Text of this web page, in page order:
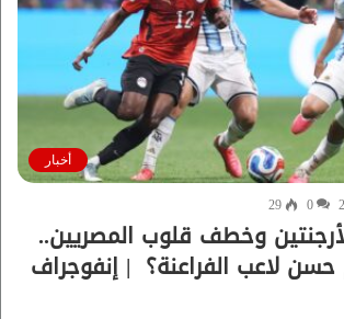
أخبار
0
29
وخطف قلوب المصريين..
لاعب الفراعنة؟ | إنفوجراف